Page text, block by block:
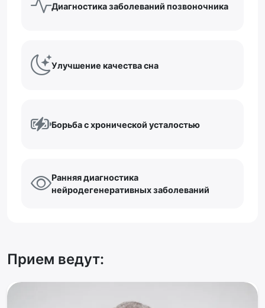
Диагностика заболеваний позвоночника
Улучшение качества сна
Борьба с хронической усталостью
Ранняя диагностика
нейродегенеративных заболеваний
Прием ведут: